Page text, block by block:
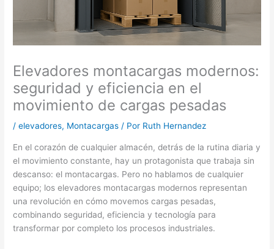
Elevadores montacargas modernos:
seguridad y eficiencia en el
movimiento de cargas pesadas
/elevadores, Montacargas / Por Ruth Hernandez
En el corazón de cualquier almacén, detrás de la rutina diaria y
el movimiento constante, hay un protagonista que trabaja sin
descanso: el montacargas. Pero no hablamos de cualquier
equipo; los elevadores montacargas modernos representan
una revolución en cómo movemos cargas pesadas,
combinando seguridad, eficiencia y tecnología para
transformar por completo los procesos industriales.